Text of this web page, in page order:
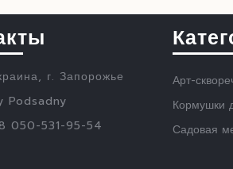
г. Запорожье
Podsadny
050-531-95-54
Арт-
Кормушки
Садовая